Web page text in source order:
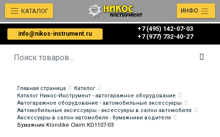
info@nikos-instrument.ru
+7 (495) 142-07-03
‎‎+7 (977) 732-40-27
КАТАЛОГ ИНФО
Главная страница
Каталог
Каталог Никос-Инструмент - автогаражное оборудование
Автогаражное оборудование - автомобильные аксессуары
Автомобильные аксессуары - аксессуары в салон автомобиля
Аксессуары в салон автомобиля - бумажники водителя
Бумажник Klondike Claim KD1107-03